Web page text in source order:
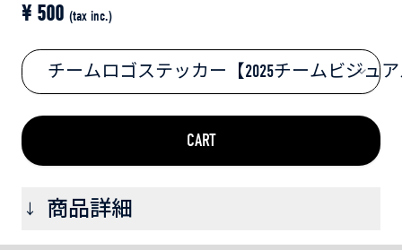
¥ 500 (tax inc.)
チームロゴステッカー【2025チームビジュア
CART
→ 商品詳細
■おすすめポイント💡